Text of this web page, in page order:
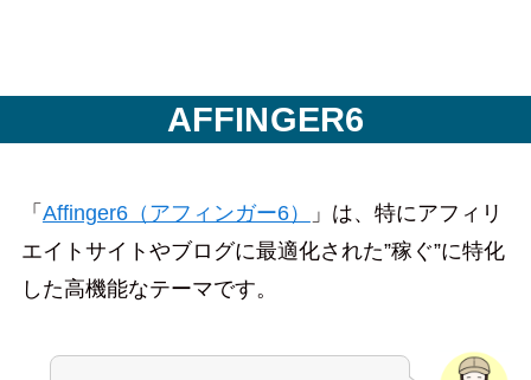
AFFINGER6
「 Affinger6（アフィンガー6）
」は、特にアフィリ
エイトサイトやブログに最適化された”稼ぐ”に特化
した高機能なテーマです。